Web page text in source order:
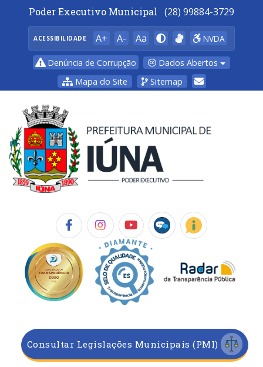
Poder Executivo Municipal (28) 99884-3729
ACESSIBILIDADE A+ A- Aa NVDA
Denúncia de Corrupção
Dados Abertos
Mapa do Site
Sitemap
Consultar Legislações Municipais (PMI)